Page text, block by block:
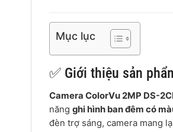
Mục lục
✅ Giới thiệu sản
Camera ColorVu 2MP DS-
năng ghi hình ban đêm có
đèn trợ sáng, camera mang